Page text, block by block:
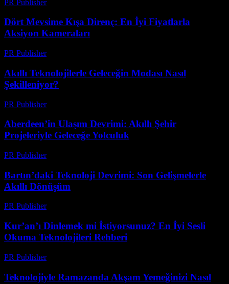
PR Publisher-
Dört Mevsime Kışa Direnç: En İyi Fiyatlarla
Aksiyon Kameraları
PR Publisher-
Akıllı Teknolojilerle Geleceğin Modası Nasıl
Şekilleniyor?
PR Publisher-
Aberdeen’in Ulaşım Devrimi: Akıllı Şehir
Projeleriyle Geleceğe Yolculuk
PR Publisher-
Bartın’daki Teknoloji Devrimi: Son Gelişmelerle
Akıllı Dönüşüm
PR Publisher-
Kur’an’ı Dinlemek mi İstiyorsunuz? En İyi Sesli
Okuma Teknolojileri Rehberi
PR Publisher-
Teknolojiyle Ramazanda Akşam Yemeğinizi Nasıl